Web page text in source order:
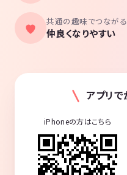
共通の趣味でつなが
仲良くなりやすい
アプリで
iPhoneの方はこちら